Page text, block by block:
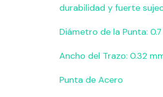
durabilidad y fuerte
Diámetro de la Punta:
Ancho del Trazo: 0.32
Punta de Acero